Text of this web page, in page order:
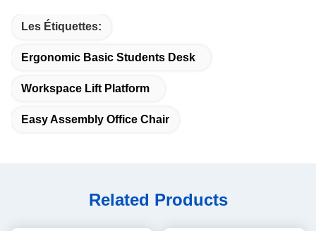
Les Étiquettes:
Ergonomic Basic Students Desk
Workspace Lift Platform
Easy Assembly Office Chair
Related Products